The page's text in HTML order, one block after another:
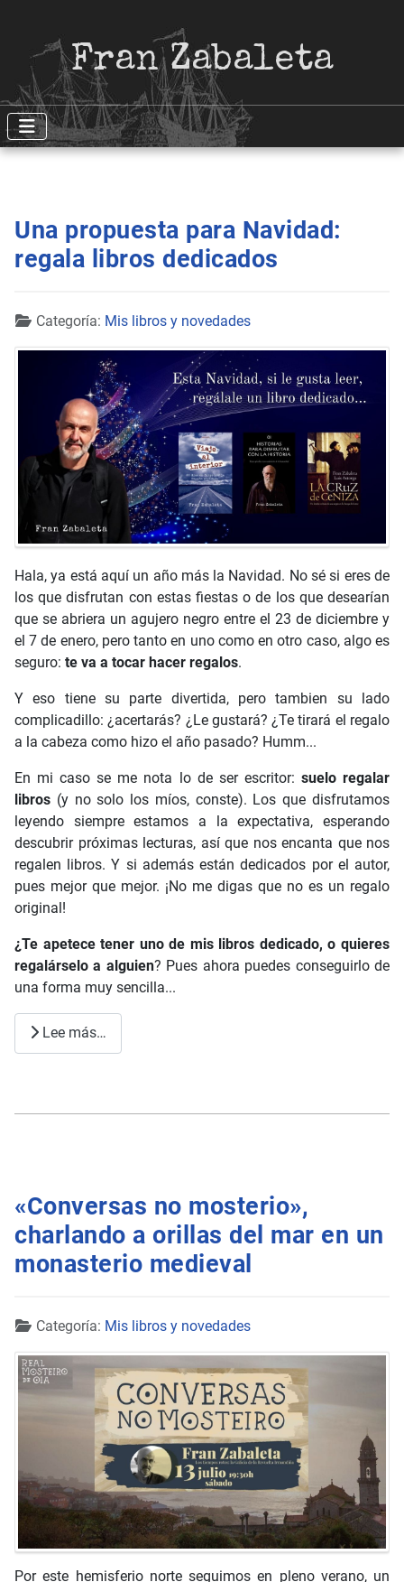
Fran Zabaleta
Una propuesta para Navidad:
regala libros dedicados
Detalles
Categoría: Mis libros y novedades
Hala, ya está aquí un año más la Navidad. No sé si eres de
los que disfrutan con estas fiestas o de los que desearían
que se abriera un agujero negro entre el 23 de diciembre y
el 7 de enero, pero tanto en uno como en otro caso, algo es
seguro: te va a tocar hacer regalos.
Y eso tiene su parte divertida, pero tambien su lado
complicadillo: ¿acertarás? ¿Le gustará? ¿Te tirará el regalo
a la cabeza como hizo el año pasado? Humm...
En mi caso se me nota lo de ser escritor: suelo regalar
libros (y no solo los míos, conste). Los que disfrutamos
leyendo siempre estamos a la expectativa, esperando
descubrir próximas lecturas, así que nos encanta que nos
regalen libros. Y si además están dedicados por el autor,
pues mejor que mejor. ¡No me digas que no es un regalo
original!
¿Te apetece tener uno de mis libros dedicado, o quieres
regalárselo a alguien? Pues ahora puedes conseguirlo de
una forma muy sencilla...
Lee más…
«Conversas no mosterio»,
charlando a orillas del mar en un
monasterio medieval
Detalles
Categoría: Mis libros y novedades
Por este hemisferio norte seguimos en pleno verano, un